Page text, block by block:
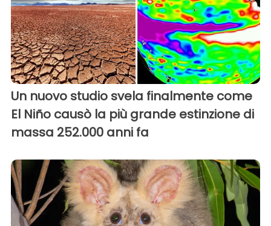
Un nuovo studio svela finalmente come
El Niño causò la più grande estinzione di
massa 252.000 anni fa